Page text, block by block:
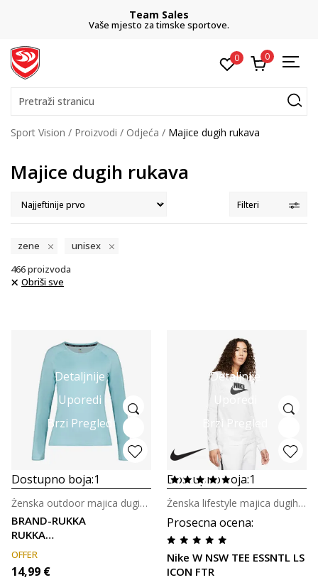
Team Sales
Vaše mjesto za timske sportove.
0 0
Pretraži stranicu
Sport Vision Proizvodi Odjeća Majice dugih rukava
Majice dugih rukava
Filteri
zene
unisex
466proizvoda
Obriši sve
Detaljnije
Uporedi
Brzi Pregled
Dostupno boja:1
BRAND-RUKKA
RUKKA
MUOTKA WM
Ženska outdoor majica dugih rukava
OFFER
14,99 €
Detaljnije
Uporedi
Brzi Pregled
Dostupno boja:1
Prosecna ocena:
Nike W NSW TEE ESSNTL LS
ICON FTR
Ženska lifestyle majica dugih rukava